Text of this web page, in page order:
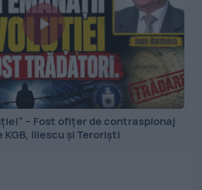
– Fost ofițer de contraspionaj
KGB, Iliescu și Teroriști